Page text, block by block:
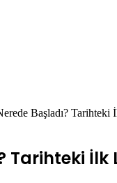
Başladı?
Tarihteki